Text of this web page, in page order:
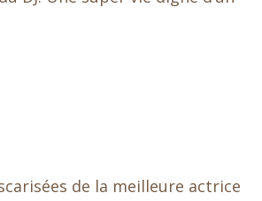
de la meilleure actrice